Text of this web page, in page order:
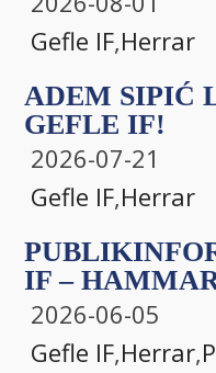
Gefle IF,Herrar
ADEM SIPIĆ
GEFLE IF!
2026-07-21
Gefle IF,Herrar
IF –
2026-06-05
Gefle IF,Herrar,